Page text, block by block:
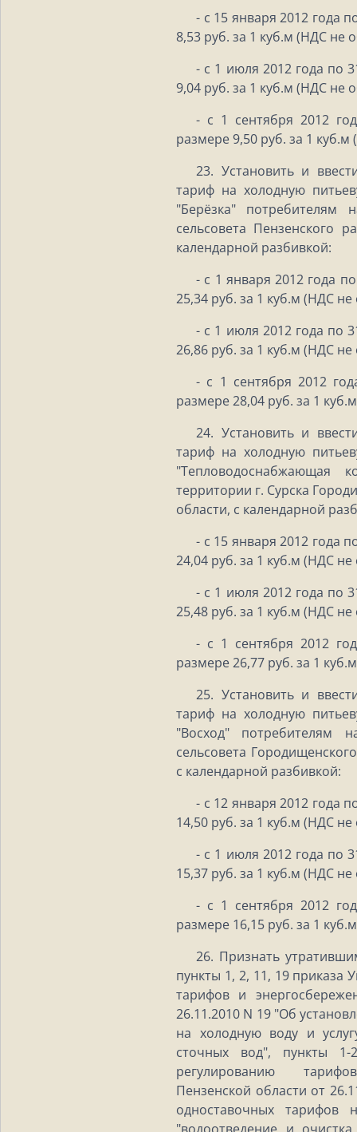
- с 15 января 2012 года
8,53 руб. за 1 куб.м (НДС не
- с 1 июля 2012 года по
9,04 руб. за 1 куб.м (НДС не
- с 1 сентября 2012
размере 9,50 руб. за 1 куб.м
23. Установить и
тариф на холодную
"Берёзка" потребителям
сельсовета Пензенского
календарной разбивкой:
- с 1 января 2012 года
25,34 руб. за 1 куб.м (НДС не
- с 1 июля 2012 года по
26,86 руб. за 1 куб.м (НДС не
- с 1 сентября 2012
размере 28,04 руб. за 1
24. Установить и
тариф на холодную
"Тепловодоснабжающая
территории г. Сурска
области, с календарной
- с 15 января 2012 года
24,04 руб. за 1 куб.м (НДС не
- с 1 июля 2012 года по
25,48 руб. за 1 куб.м (НДС не
- с 1 сентября 2012
размере 26,77 руб. за 1
25. Установить и
тариф на холодную
"Восход" потребителям
сельсовета
с календарной разбивкой:
- с 12 января 2012 года
14,50 руб. за 1 куб.м (НДС не
- с 1 июля 2012 года по
15,37 руб. за 1 куб.м (НДС не
- с 1 сентября 2012
размере 16,15 руб. за 1
26. Признать
пункты 1, 2, 11, 19 приказа
тарифов и
26.11.2010 N 19 "Об
на холодную воду и
сточных вод", пункты 1-
регулированию
Пензенской области от
одноставочных тарифов